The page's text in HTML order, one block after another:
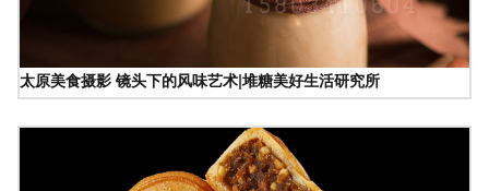
太原美食摄影 镜头下的风味艺术|堆糖美好生活研究所